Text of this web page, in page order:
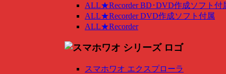
ALL★Recorder BD･DVD作成ソフト付
ALL★Recorder DVD作成ソフト付属
ALL★Recorder
スマホワオ エクスプローラ